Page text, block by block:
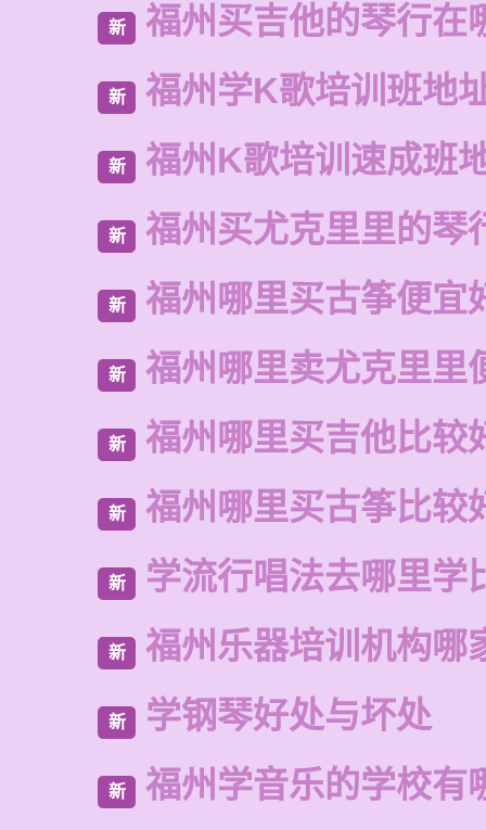
新 福州买吉他的琴行在
新 福州学K歌培训班地
新 福州K歌培训速成班
新 福州买尤克里里的琴
新 福州哪里买古筝便宜
新 福州哪里卖尤克里里
新 福州哪里买吉他比较
新 福州哪里买古筝比较
新 学流行唱法去哪里学
新 福州乐器培训机构哪
新 学钢琴好处与坏处
新 福州学音乐的学校有